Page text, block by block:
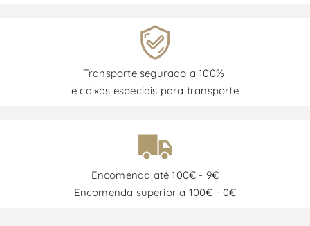
Transporte segurado a 100%
e caixas especiais para transporte
Encomenda até 100€ - 9€
Encomenda superior a 100€ - 0€